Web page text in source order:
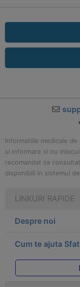
Informatiile medicale
si informare si nu
recomandat sa
disponibili in sistemul
LINKURI RAPIDE
Despre noi
Cum te ajuta